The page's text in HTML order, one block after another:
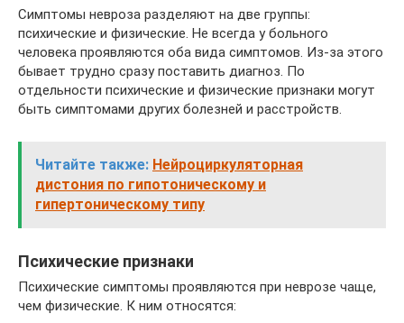
Симптомы невроза разделяют на две группы:
психические и физические. Не всегда у больного
человека проявляются оба вида симптомов. Из-за этого
бывает трудно сразу поставить диагноз. По
отдельности психические и физические признаки могут
быть симптомами других болезней и расстройств.
Читайте также: Нейроциркуляторная
дистония по гипотоническому и
гипертоническому типу
Психические признаки
Психические симптомы проявляются при неврозе чаще,
чем физические. К ним относятся: